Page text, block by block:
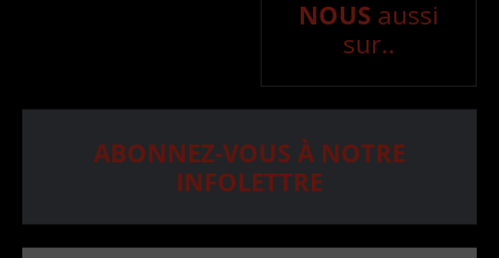
NOUS aussi
sur..
ABONNEZ-VOUS À NOTRE
INFOLETTRE